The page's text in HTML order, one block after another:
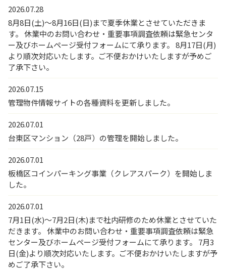
2026.07.28
8月8日(土)～8月16日(日)まで夏季休業とさせていただきま
す。 休業中のお問い合わせ・重要事項調査依頼は緊急センタ
ー及びホームページ受付フォームにて承ります。 8月17日(月)
より順次対応いたします。ご不便おかけいたしますが予めご
了承下さい。
2026.07.15
管理物件情報サイトの各種資料を更新しました。
2026.07.01
台東区マンション（28戸）の管理を開始しました。
2026.07.01
板橋区コインパーキング事業（クレアスパーク）を開始しま
した。
2026.07.01
7月1日(水)～7月2日(木)まで社内研修のため休業とさせていた
だきます。 休業中のお問い合わせ・重要事項調査依頼は緊急
センター及びホームページ受付フォームにて承ります。 7月3
日(金)より順次対応いたします。ご不便おかけいたしますが予
めご了承下さい。